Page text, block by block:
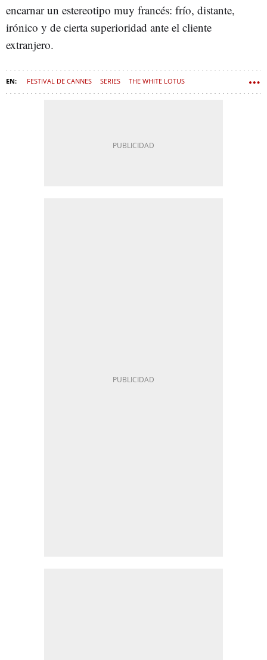
encarnar un estereotipo muy francés: frío, distante,
irónico y de cierta superioridad ante el cliente
extranjero.
FESTIVAL DE CANNES SERIES THE WHITE LOTUS